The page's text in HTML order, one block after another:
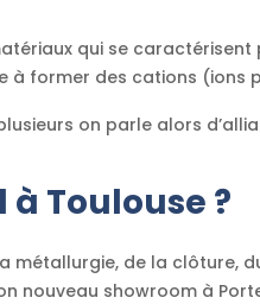
qui se
former des cations (ions
on parle alors
Toulouse ?
métallurgie, de la clôture,
nouveau showroom à